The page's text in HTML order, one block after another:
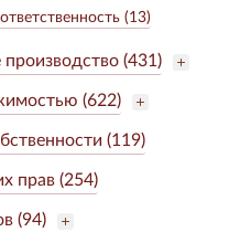
(13)
(431)
(622)
(119)
прав (254)
(94)